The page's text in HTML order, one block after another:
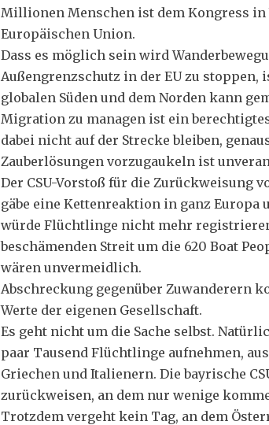
Millionen Menschen ist dem Kongress
Europäischen Union.
Dass es möglich sein wird
Außengrenzschutz in der EU zu
globalen Süden und dem Norden kann
Migration zu managen ist ein
dabei nicht auf der Strecke bleiben,
Zauberlösungen vorzugaukeln ist
Der CSU-Vorstoß für die Zurückweisung
gäbe eine Kettenreaktion in ganz Europa
würde Flüchtlinge nicht mehr
beschämenden Streit um die 620 Boat
wären unvermeidlich.
Abschreckung gegenüber Zuwanderern
Werte der eigenen Gesellschaft.
Es geht nicht um die Sache selbst.
paar Tausend Flüchtlinge aufnehmen,
Griechen und Italienern. Die bayrische
zurückweisen, an dem nur wenige
Trotzdem vergeht kein Tag, an dem